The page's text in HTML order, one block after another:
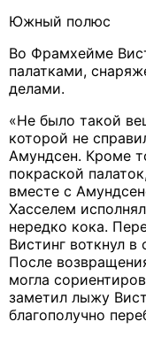
Южный полюс
Во Фрамхейме
палатками,
делами.
«Не было такой
которой не
Амундсен. Кроме
покраской
вместе с
Хасселем
нередко кока.
Вистинг воткнул
После
могла
заметил лыжу
благополучно